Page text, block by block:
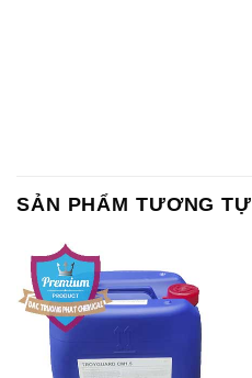
SẢN PHẨM TƯƠNG TỰ